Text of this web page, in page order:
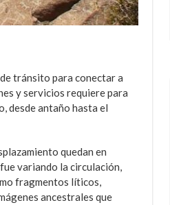
tránsito para conectar a
y servicios requiere para
desde antaño hasta el
quedan en
variando la circulación,
fragmentos líticos,
ancestrales que